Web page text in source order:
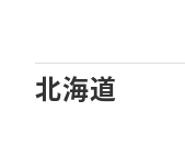
北海道